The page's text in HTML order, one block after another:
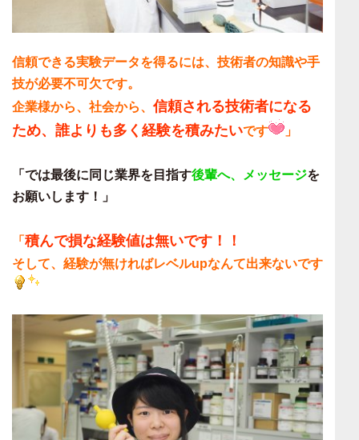
信頼できる実験データを得るには、技術者の知識や手
技が必要不可欠です。
企業様から、社会から、 信頼される技術者になる
ため、誰よりも多く経験を積みたいです 」
「では最後に同じ業界を目指す後輩へ、メッセージを
お願いします！」
「 積んで損な経験値は無いです！！
そして、経験が無ければレベルupなんて出来ないです